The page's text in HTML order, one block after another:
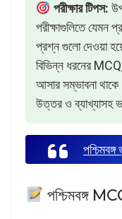
পরীক্ষার টিপস:
পরীক্ষাগুলিতে যেমন
প্রশ্ন গুলো দেওয়া
বিভিন্ন ধরনের
আসার সম্ভাবনা
উত্তর ও ব্যাখ্যাসহ
পশ্চিমবঙ্গ